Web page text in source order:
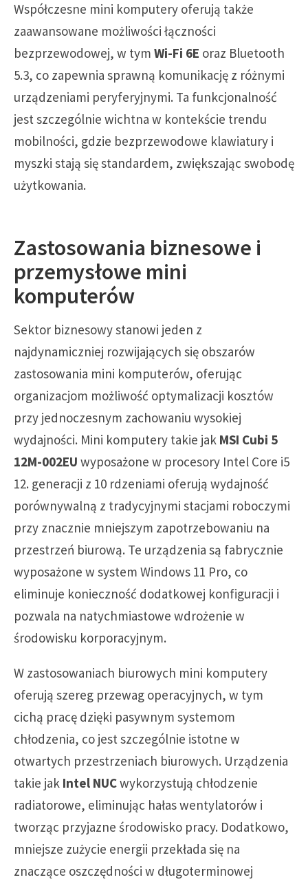
Współczesne mini komputery oferują także
zaawansowane możliwości łączności
bezprzewodowej, w tym Wi-Fi 6E oraz Bluetooth
5.3, co zapewnia sprawną komunikację z różnymi
urządzeniami peryferyjnymi. Ta funkcjonalność
jest szczególnie wichtna w kontekście trendu
mobilności, gdzie bezprzewodowe klawiatury i
myszki stają się standardem, zwiększając swobodę
użytkowania.
Zastosowania biznesowe i
przemysłowe mini
komputerów
Sektor biznesowy stanowi jeden z
najdynamiczniej rozwijających się obszarów
zastosowania mini komputerów, oferując
organizacjom możliwość optymalizacji kosztów
przy jednoczesnym zachowaniu wysokiej
wydajności. Mini komputery takie jak MSI Cubi 5
12M-002EU wyposażone w procesory Intel Core i5
12. generacji z 10 rdzeniami oferują wydajność
porównywalną z tradycyjnymi stacjami roboczymi
przy znacznie mniejszym zapotrzebowaniu na
przestrzeń biurową. Te urządzenia są fabrycznie
wyposażone w system Windows 11 Pro, co
eliminuje konieczność dodatkowej konfiguracji i
pozwala na natychmiastowe wdrożenie w
środowisku korporacyjnym.
W zastosowaniach biurowych mini komputery
oferują szereg przewag operacyjnych, w tym
cichą pracę dzięki pasywnym systemom
chłodzenia, co jest szczególnie istotne w
otwartych przestrzeniach biurowych. Urządzenia
takie jak Intel NUCwykorzystują chłodzenie
radiatorowe, eliminując hałas wentylatorów i
tworząc przyjazne środowisko pracy. Dodatkowo,
mniejsze zużycie energii przekłada się na
znaczące oszczędności w długoterminowej